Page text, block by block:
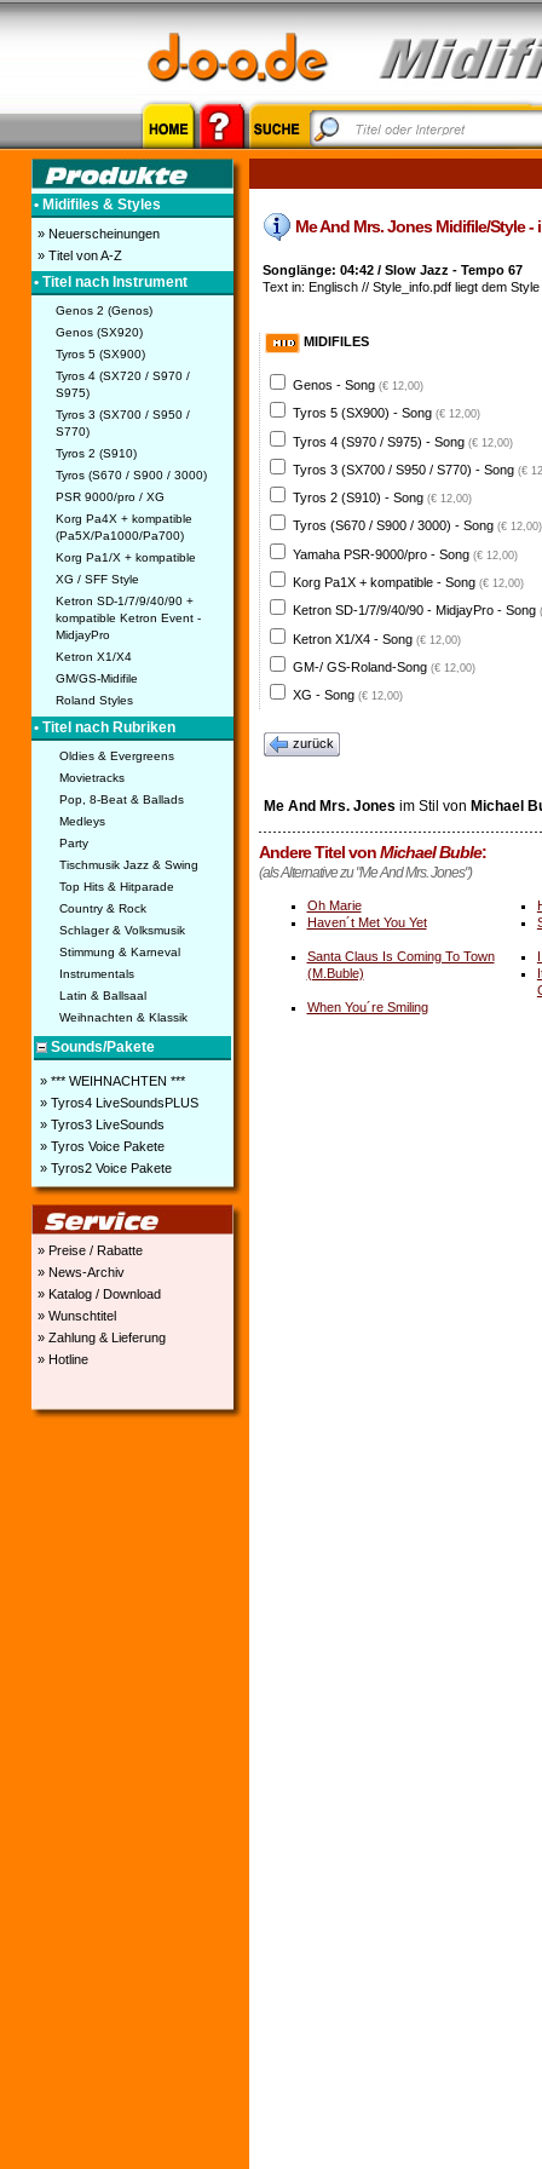
• Midifiles & Styles
» Neuerscheinungen
» Titel von A-Z
• Titel nach Instrument
Genos 2 (Genos)
Genos (SX920)
Tyros 5 (SX900)
Tyros 4 (SX720 / S970 /
S975)
Tyros 3 (SX700 / S950 /
S770)
Tyros 2 (S910)
Tyros (S670 / S900 / 3000)
PSR 9000/pro / XG
Korg Pa4X + kompatible
(Pa5X/Pa1000/Pa700)
Korg Pa1/X + kompatible
XG / SFF Style
Ketron SD-1/7/9/40/90 +
kompatible Ketron Event -
MidjayPro
Ketron X1/X4
GM/GS-Midifile
Roland Styles
• Titel nach Rubriken
Oldies & Evergreens
Movietracks
Pop, 8-Beat & Ballads
Medleys
Party
Tischmusik Jazz & Swing
Top Hits & Hitparade
Country & Rock
Schlager & Volksmusik
Stimmung & Karneval
Instrumentals
Latin & Ballsaal
Weihnachten & Klassik
Sounds/Pakete
» *** WEIHNACHTEN ***
» Tyros4 LiveSoundsPLUS
» Tyros3 LiveSounds
» Tyros Voice Pakete
» Tyros2 Voice Pakete
» Preise / Rabatte
» News-Archiv
» Katalog / Download
» Wunschtitel
» Zahlung & Lieferung
» Hotline
Me And Mrs. Jones Midifile/Style
Songlänge: 04:42 / Slow Jazz - Tempo 67
Text in: Englisch // Style_info.pdf liegt dem
MIDIFILES
Genos - Song (€ 12,00)
Tyros 5 (SX900) - Song (€ 12,00)
Tyros 4 (S970 / S975) - Song (€ 12,00)
Tyros 3 (SX700 / S950 / S770) - Song (€
Tyros 2 (S910) - Song (€ 12,00)
Tyros (S670 / S900 / 3000) - Song (€ 12,00)
Yamaha PSR-9000/pro - Song (€ 12,00)
Korg Pa1X + kompatible - Song (€ 12,00)
Ketron SD-1/7/9/40/90 - MidjayPro - Song
Ketron X1/X4 - Song (€ 12,00)
GM-/ GS-Roland-Song (€ 12,00)
XG - Song (€ 12,00)
zurück
Me And Mrs. Jones im Stil von Michael
Andere Titel vonMichael Buble:
(als Alternative zu "Me And Mrs. Jones")
Oh Marie
Haven´t Met You Yet
Santa Claus Is Coming To Town
(M.Buble)
When You´re Smiling